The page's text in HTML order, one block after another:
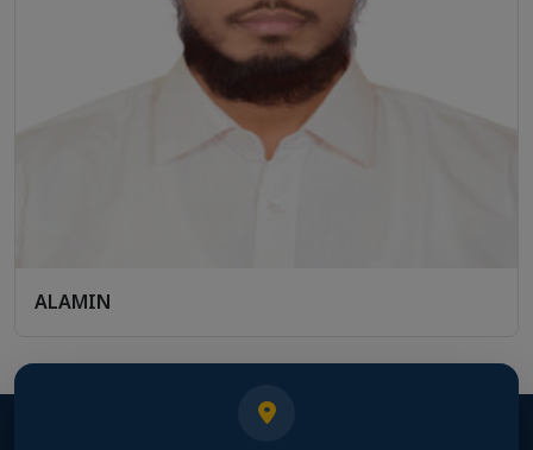
ALAMIN